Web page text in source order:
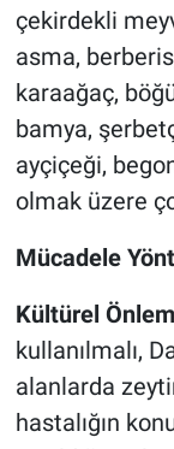
çekirdekli
asma,
karaağaç,
bamya,
ayçiçeği,
olmak üzere
Mücadele
Kültürel
kullanılmalı,
alanlarda
hastalığın